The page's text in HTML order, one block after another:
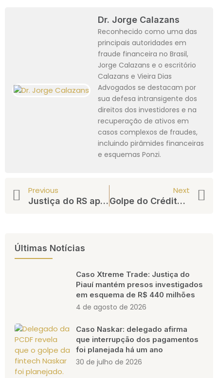
Dr. Jorge Calazans
Reconhecido como uma das
principais autoridades em
fraude financeira no Brasil,
Jorge Calazans e o escritório
Calazans e Vieira Dias
Advogados se destacam por
sua defesa intransigente dos
direitos dos investidores e na
recuperação de ativos em
casos complexos de fraudes,
incluindo pirâmides financeiras
e esquemas Ponzi.
Previous
Justiça do RS apreende cerca de R$ 3 milhões da Mind7Se na Operação Faraó
Next
Golpe do Crédito Consignado: Live Promotora e a Fraude de Milhões
Últimas Notícias
Caso Xtreme Trade: Justiça do
Piauí mantém presos investigados
em esquema de R$ 440 milhões
4 de agosto de 2026
Caso Naskar: delegado afirma
que interrupção dos pagamentos
foi planejada há um ano
30 de julho de 2026